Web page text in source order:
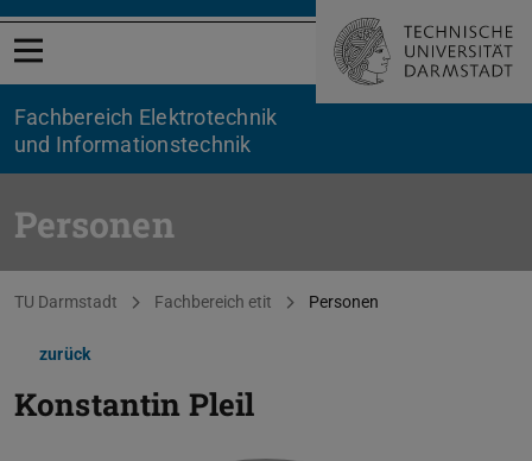
Menü öffnen
Fachbereich Elektrotechnik
und Informationstechnik
Personen
Sie befinden sich hier:
TU Darmstadt Fachbereich etit Personen
zurück
Konstantin Pleil